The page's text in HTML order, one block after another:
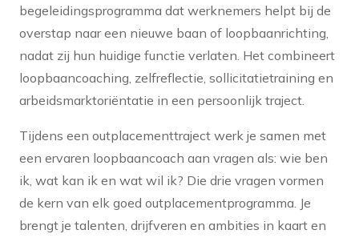
begeleidingsprogramma dat werknemers helpt bij de
overstap naar een nieuwe baan of loopbaanrichting,
nadat zij hun huidige functie verlaten. Het combineert
loopbaancoaching, zelfreflectie, sollicitatietraining en
arbeidsmarktoriëntatie in een persoonlijk traject.
Tijdens een outplacementtraject werk je samen met
een ervaren loopbaancoach aan vragen als: wie ben
ik, wat kan ik en wat wil ik? Die drie vragen vormen
de kern van elk goed outplacementprogramma. Je
brengt je talenten, drijfveren en ambities in kaart en